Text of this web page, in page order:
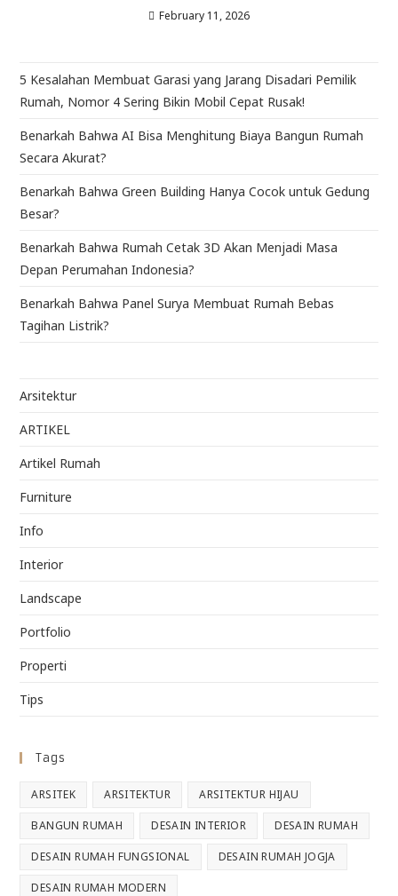
February 11, 2026
5 Kesalahan Membuat Garasi yang Jarang Disadari Pemilik
Rumah, Nomor 4 Sering Bikin Mobil Cepat Rusak!
Benarkah Bahwa AI Bisa Menghitung Biaya Bangun Rumah
Secara Akurat?
Benarkah Bahwa Green Building Hanya Cocok untuk Gedung
Besar?
Benarkah Bahwa Rumah Cetak 3D Akan Menjadi Masa
Depan Perumahan Indonesia?
Benarkah Bahwa Panel Surya Membuat Rumah Bebas
Tagihan Listrik?
Arsitektur
ARTIKEL
Artikel Rumah
Furniture
Info
Interior
Landscape
Portfolio
Properti
Tips
Tags
ARSITEK ARSITEKTUR ARSITEKTUR HIJAU
BANGUN RUMAH DESAIN INTERIOR DESAIN RUMAH
DESAIN RUMAH FUNGSIONAL DESAIN RUMAH JOGJA
DESAIN RUMAH MODERN